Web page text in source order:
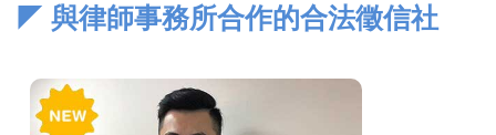
◤ 與律師事務所合作的合法徵信社